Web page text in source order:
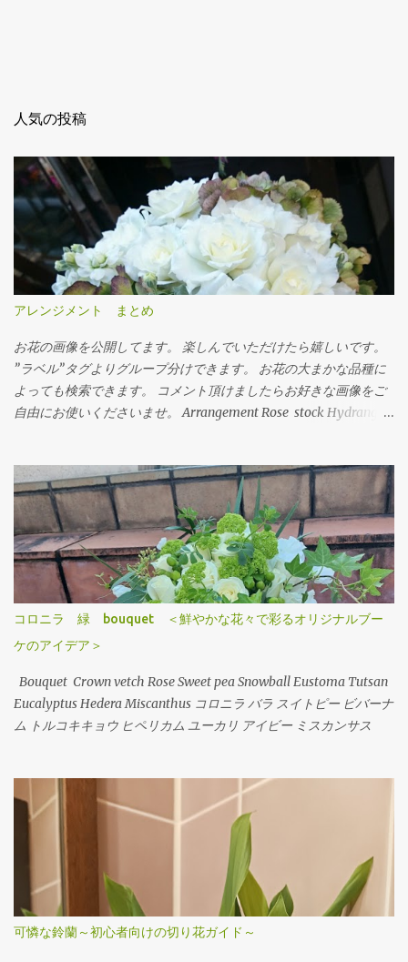
人気の投稿
アレンジメント まとめ
お花の画像を公開してます。 楽しんでいただけたら嬉しいです。
”ラベル”タグよりグループ分けできます。 お花の大まかな品種に
よっても検索できます。 コメント頂けましたらお好きな画像をご
自由にお使いくださいませ。 Arrangement Rose stock Hydrangea
カーネーション ガマズミ ブプレニウム Arrangement Oriental-
Hybrids Lithianus Anthrum Buprenium Japanese andromeda
Alchemilla オリエンタルユリ（シベリア） リシアンサス アンスリ
ューム ブプレニウム アセビ アルケミラ Arrangement Tulips Sweet
pea Carnation Hypericum Green bell Pink Jasmine Leather fan チ
ューリップ スイトピー カーネーション ヒペリカム グリーンベル
ハゴロモジャスミン レザーファン Arrangement Rose (Eve Piazze)
Symphoricarpos albus Grape ivy バラ（イヴピアチェ） シンフォ
リカルフォス グレープアイビー Arrangement Rose Carnation
Eustoma Sankirai Hagoromo Jasmine Geranium バラ（イヴピア
チェ） カーネーション トルコキキョウ サンキライ ハゴロモジャス
ミン ゼラニューム Arrangement Rose Ammi visnaga（Green
コロニラ 緑 bouquet ＜鮮やかな花々で彩るオリジナルブー
ケのアイデア＞
Bouquet Crown vetch Rose Sweet pea Snowball Eustoma Tutsan
Eucalyptus Hedera Miscanthus コロニラ バラ スイトピー ビバーナ
ム トルコキキョウ ヒペリカム ユーカリ アイビー ミスカンサス
可憐な鈴蘭～初心者向けの切り花ガイド～